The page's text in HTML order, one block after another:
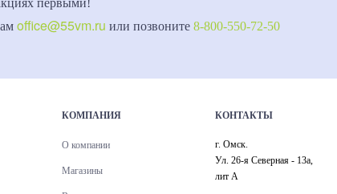
office@55vm.ru или позвоните 8-800-550-72-50
КОМПАНИЯ
О компании
Магазины
КОНТАКТЫ
г. Омск.
Ул. 26-я Северная - 13а,
лит А